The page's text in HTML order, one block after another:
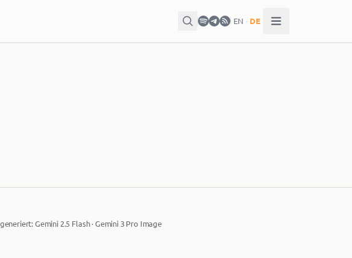
EN · DE
Gemini 2.5 Flash · Gemini 3 Pro Image